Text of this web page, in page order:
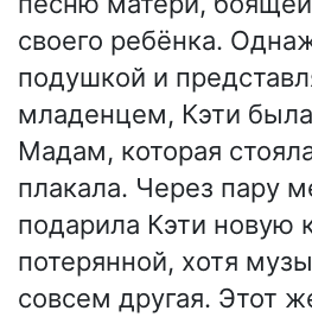
своего ребёнка.
подушкой и
младенцем, Кэти
Мадам, которая
плакала. Через пару
подарила Кэти новую
потерянной, хотя
совсем другая. Этот